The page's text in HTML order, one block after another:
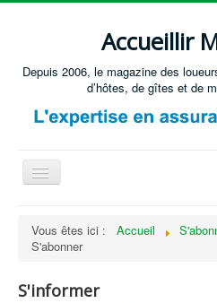
Accueillir
Depuis 2006, le magazine des
d’hôtes, de gîtes et de
Basculer
Créer / Ouvrir
Vous êtes ici : Accueil
S'abonner
S'informer